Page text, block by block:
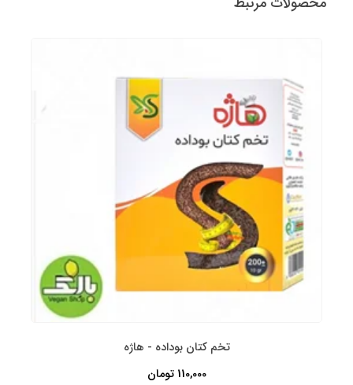
تخم کتان بوداده - هاژه
110,000 تومان